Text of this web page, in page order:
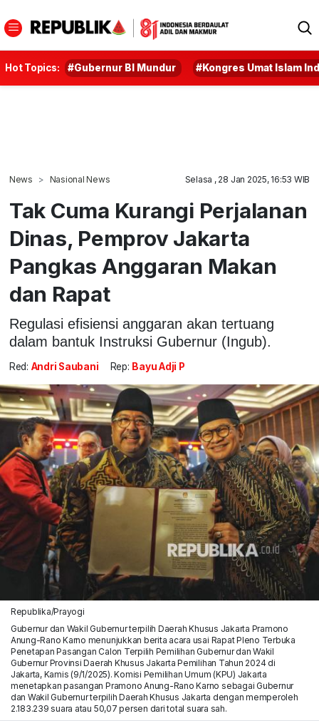
Hot Topics: #Gubernur BI Mundur #Kongres Umat Islam
News Nasional News Selasa , 28 Jan 2025, 16:53 WIB
Tak Cuma Kurangi Perjalanan
Dinas, Pemprov Jakarta
Pangkas Anggaran Makan
dan Rapat
Regulasi efisiensi anggaran akan tertuang
dalam bantuk Instruksi Gubernur (Ingub).
Red: Andri Saubani Rep: Bayu Adji P
Republika/Prayogi
Gubernur dan Wakil Gubernur terpilih Daerah Khusus Jakarta Pramono
Anung-Rano Karno menunjukkan berita acara usai Rapat Pleno Terbuka
Penetapan Pasangan Calon Terpilih Pemilihan Gubernur dan Wakil
Gubernur Provinsi Daerah Khusus Jakarta Pemilihan Tahun 2024 di
Jakarta, Kamis (9/1/2025). Komisi Pemilihan Umum (KPU) Jakarta
menetapkan pasangan Pramono Anung-Rano Karno sebagai Gubernur
dan Wakil Gubernur terpilih Daerah Khusus Jakarta dengan memperoleh
2.183.239 suara atau 50,07 persen dari total suara sah.